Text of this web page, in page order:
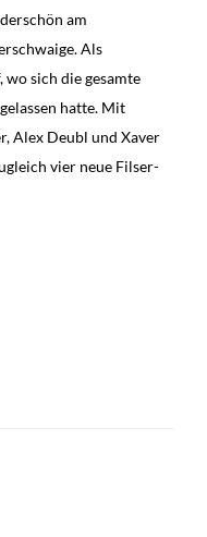
am
Als
wo sich die gesamte
hatte. Mit
Alex Deubl und Xaver
vier neue Filser-